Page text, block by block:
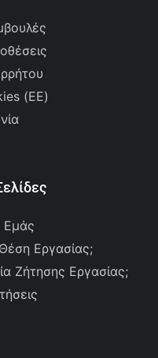
(ΕΕ)
Εμάς
Εργασίας;
Ζήτησης Εργασίας;